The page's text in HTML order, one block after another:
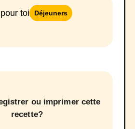
toi Déjeuners
ou imprimer cette
recette?